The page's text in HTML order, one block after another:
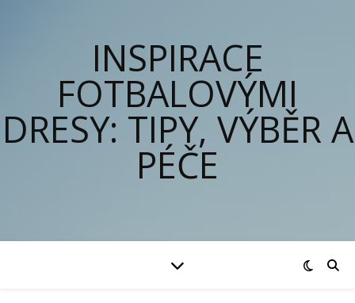
INSPIRACE
FOTBALOVÝMI
DRESY: TIPY, VÝBĚR A
PÉČE